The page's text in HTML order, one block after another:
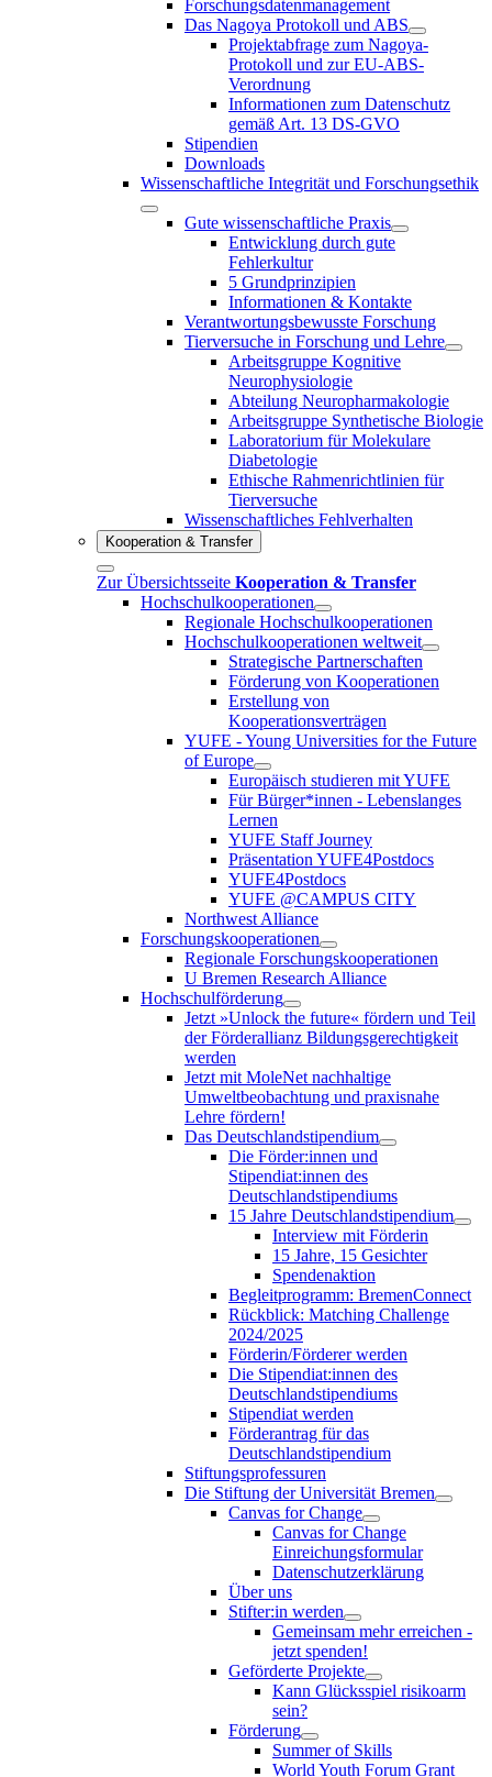
Forschungsdatenmanagement
Das Nagoya Protokoll und ABS
Projektabfrage zum Nagoya-
Protokoll und zur EU-ABS-
Verordnung
Informationen zum Datenschutz
gemäß Art. 13 DS-GVO
Stipendien
Downloads
Wissenschaftliche Integrität und Forschungsethik
Gute wissenschaftliche Praxis
Entwicklung durch gute
Fehlerkultur
5 Grundprinzipien
Informationen & Kontakte
Verantwortungsbewusste Forschung
Tierversuche in Forschung und Lehre
Arbeitsgruppe Kognitive
Neurophysiologie
Abteilung Neuropharmakologie
Arbeitsgruppe Synthetische Biologie
Laboratorium für Molekulare
Diabetologie
Ethische Rahmenrichtlinien für
Tierversuche
Wissenschaftliches Fehlverhalten
Kooperation & Transfer
Zur Übersichtsseite Kooperation & Transfer
Hochschulkooperationen
Regionale Hochschulkooperationen
Hochschulkooperationen weltweit
Strategische Partnerschaften
Förderung von Kooperationen
Erstellung von
Kooperationsverträgen
YUFE - Young Universities for the Future
of Europe
Europäisch studieren mit YUFE
Für Bürger*innen - Lebenslanges
Lernen
YUFE Staff Journey
Präsentation YUFE4Postdocs
YUFE4Postdocs
YUFE @CAMPUS CITY
Northwest Alliance
Forschungskooperationen
Regionale Forschungskooperationen
U Bremen Research Alliance
Hochschulförderung
Jetzt »Unlock the future« fördern und Teil
der Förderallianz Bildungsgerechtigkeit
werden
Jetzt mit MoleNet nachhaltige
Umweltbeobachtung und praxisnahe
Lehre fördern!
Das Deutschlandstipendium
Die Förder:innen und
Stipendiat:innen des
Deutschlandstipendiums
15 Jahre Deutschlandstipendium
Interview mit Förderin
15 Jahre, 15 Gesichter
Spendenaktion
Begleitprogramm: BremenConnect
Rückblick: Matching Challenge
2024/2025
Förderin/Förderer werden
Die Stipendiat:innen des
Deutschlandstipendiums
Stipendiat werden
Förderantrag für das
Deutschlandstipendium
Stiftungsprofessuren
Die Stiftung der Universität Bremen
Canvas for Change
Canvas for Change
Einreichungsformular
Datenschutzerklärung
Über uns
Stifter:in werden
Gemeinsam mehr erreichen -
jetzt spenden!
Geförderte Projekte
Kann Glücksspiel risikoarm
sein?
Förderung
Summer of Skills
World Youth Forum Grant